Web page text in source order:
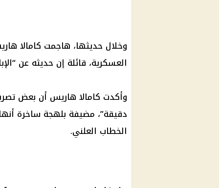
وخلال حديثها، هاجمت كامالا
العسكرية، قائلة إن حديثه عن
وأكدت كامالا هاريس أن بعض
دقيقة”، مضيفة بلهجة ساخرة
الخطاب العلني.